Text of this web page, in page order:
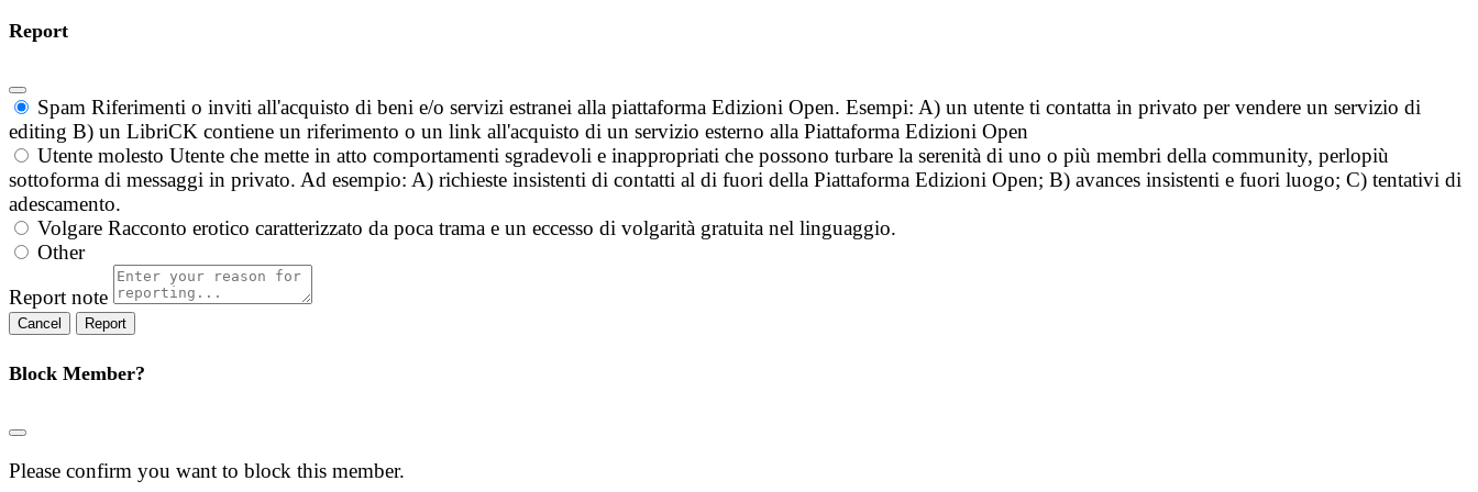
Report
Spam Riferimenti o inviti all'acquisto di beni e/o servizi estranei alla piattaforma Edizioni Open. Esempi: A) un utente ti contatta in privato per vendere un servizio di
editing B) un LibriCK contiene un riferimento o un link all'acquisto di un servizio esterno alla Piattaforma Edizioni Open
Utente molesto Utente che mette in atto comportamenti sgradevoli e inappropriati che possono turbare la serenità di uno o più membri della community, perlopiù
sottoforma di messaggi in privato. Ad esempio: A) richieste insistenti di contatti al di fuori della Piattaforma Edizioni Open; B) avances insistenti e fuori luogo; C) tentativi di
adescamento.
Volgare Racconto erotico caratterizzato da poca trama e un eccesso di volgarità gratuita nel linguaggio.
Other
Report note
Report
Block Member?
Please confirm you want to block this member.